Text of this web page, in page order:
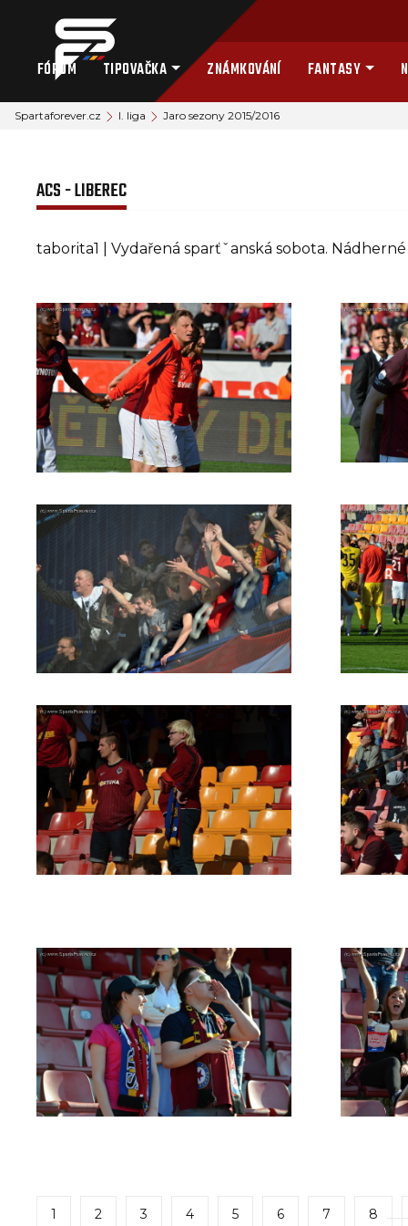
FÓRUM TIPOVAČKA ZNÁMKOVÁNÍ FANTASY
Spartaforever.cz I. liga Jaro sezony 2015/2016
ACS - LIBEREC
taborita1 | Vydařená sparťˇanská sobota.
1 2 3 4 5 6 7 8